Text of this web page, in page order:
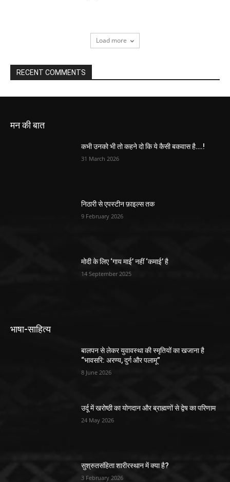
Load more
RECENT COMMENTS
मन की बात
कभी उनको भी तो कहने दो कि ये कैसी बकवास है….!
31 March 2026
निठारी से एपस्टीन फ़ाइल्स तक
9 February 2026
मोदी के लिए ‘गाय माई’ नहीं ‘कमाई’ है
14 September 2025
भाषा-साहित्य
बालपन से लेकर युवावस्था की स्मृतियों का खजाना है
“भावसरि: अरण्य, दुर्ग और पलामू”
8 June 2026
उर्दू में खरोष्ठी का योगदान और ब्राह्मणों से द्वेष का परिणाम
24 May 2026
सुश्रुतसंहिता शारीरस्थान में क्या है?
3 February 2026